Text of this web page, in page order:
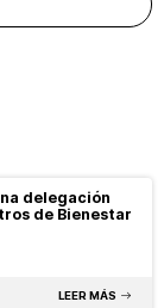
delegación
de Bienestar
LEER MÁS